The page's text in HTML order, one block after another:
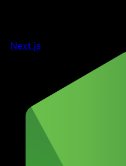
Next.js